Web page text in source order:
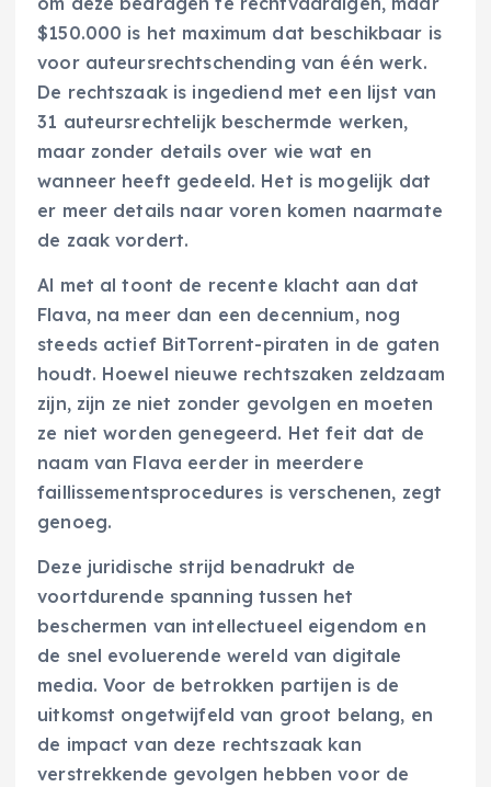
$150.000 is het maximum dat beschikbaar is
voor auteursrechtschending van één werk.
De rechtszaak is ingediend met een lijst van
31 auteursrechtelijk beschermde werken,
maar zonder details over wie wat en
wanneer heeft gedeeld. Het is mogelijk dat
er meer details naar voren komen naarmate
de zaak vordert.
Al met al toont de recente klacht aan dat
Flava, na meer dan een decennium, nog
steeds actief BitTorrent-piraten in de gaten
houdt. Hoewel nieuwe rechtszaken zeldzaam
zijn, zijn ze niet zonder gevolgen en moeten
ze niet worden genegeerd. Het feit dat de
naam van Flava eerder in meerdere
faillissementsprocedures is verschenen, zegt
genoeg.
Deze juridische strijd benadrukt de
voortdurende spanning tussen het
beschermen van intellectueel eigendom en
de snel evoluerende wereld van digitale
media. Voor de betrokken partijen is de
uitkomst ongetwijfeld van groot belang, en
de impact van deze rechtszaak kan
verstrekkende gevolgen hebben voor de